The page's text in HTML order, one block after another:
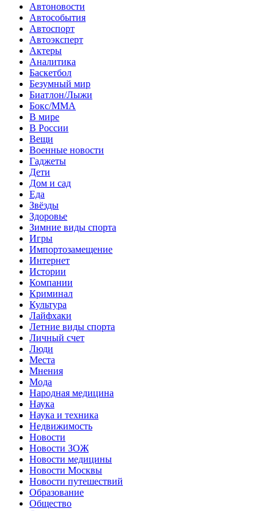
Автоновости
Автособытия
Автоспорт
Автоэксперт
Актеры
Аналитика
Баскетбол
Безумный мир
Биатлон/Лыжи
Бокс/MMA
В мире
В России
Вещи
Военные новости
Гаджеты
Дети
Дом и сад
Еда
Звёзды
Здоровье
Зимние виды спорта
Игры
Импортозамещение
Интернет
Истории
Компании
Криминал
Культура
Лайфхаки
Летние виды спорта
Личный счет
Люди
Места
Мнения
Мода
Народная медицина
Наука
Наука и техника
Недвижимость
Новости
Новости ЗОЖ
Новости медицины
Новости Москвы
Новости путешествий
Образование
Общество